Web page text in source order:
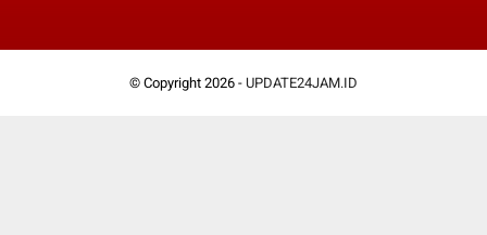
© Copyright 2026 - UPDATE24JAM.ID